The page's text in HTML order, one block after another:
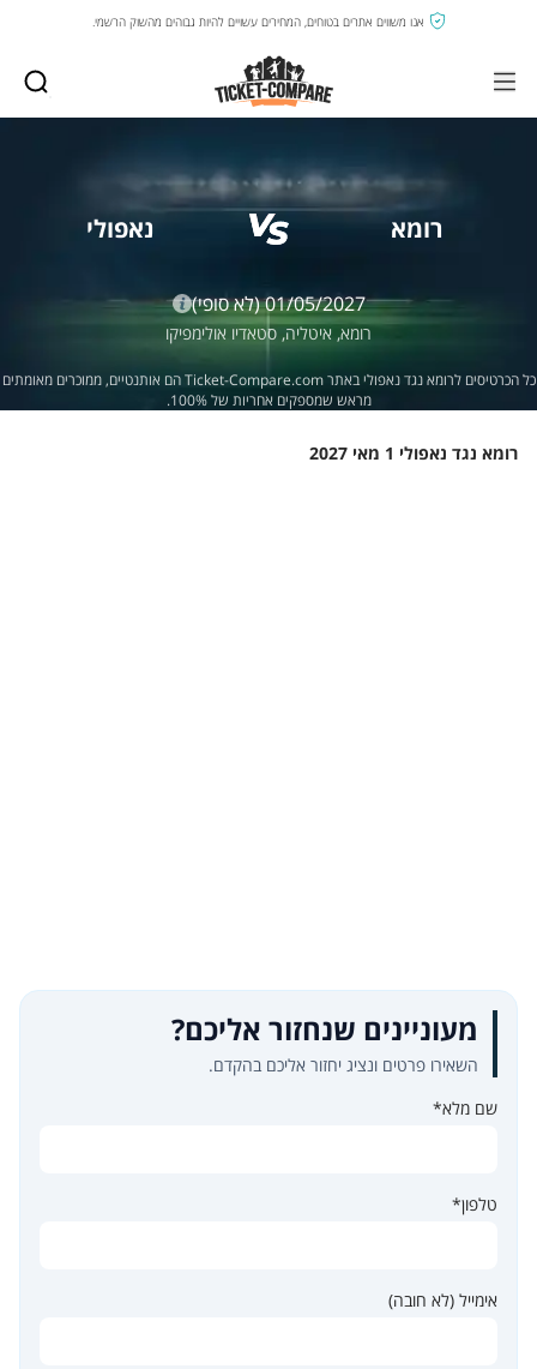
אנו משווים אתרים בטוחים, המחירים עשויים להיות גבוהים מהשוק הרשמי.
רומא נאפולי
01/05/2027(לא סופי)
רומא, איטליה, סטאדיו אולימפיקו
כל הכרטיסים לרומא נגד נאפולי באתר Ticket-Compare.com הם אותנטיים, ממוכרים מאומתים
מראש שמספקים אחריות של 100%.
רומא נגד נאפולי 1 מאי 2027
מעוניינים שנחזור אליכם?
השאירו פרטים ונציג יחזור אליכם בהקדם.
שם מלא*
טלפון*
אימייל (לא חובה)